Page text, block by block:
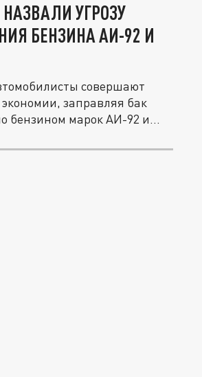
УГРОЗУ
БЕНЗИНА АИ-92 И
совершают
заправляя бак
бензином марок АИ-92 и...